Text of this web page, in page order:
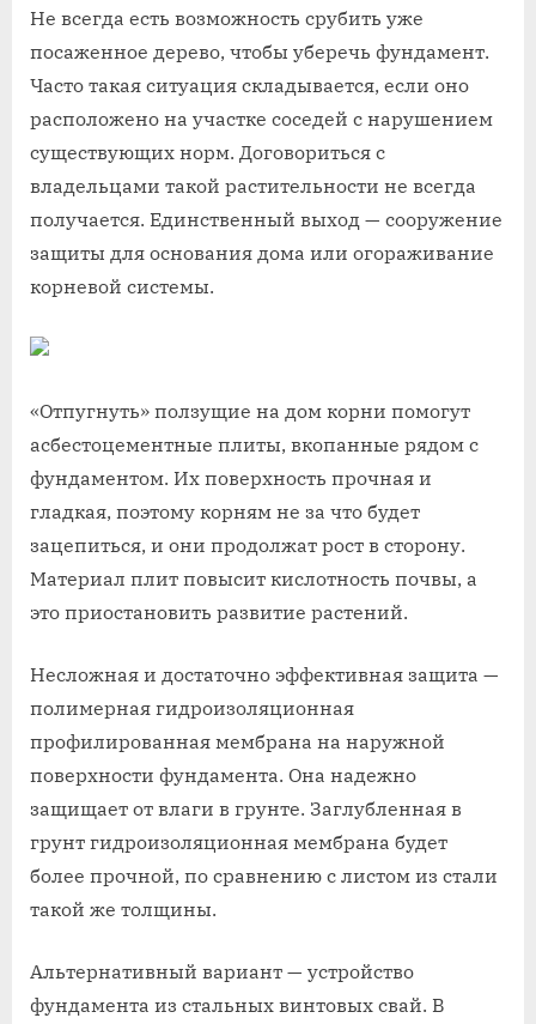
Не всегда есть возможность срубить уже
посаженное дерево, чтобы уберечь фундамент.
Часто такая ситуация складывается, если оно
расположено на участке соседей с нарушением
существующих норм. Договориться с
владельцами такой растительности не всегда
получается. Единственный выход — сооружение
защиты для основания дома или огораживание
корневой системы.
«Отпугнуть» ползущие на дом корни помогут
асбестоцементные плиты, вкопанные рядом с
фундаментом. Их поверхность прочная и
гладкая, поэтому корням не за что будет
зацепиться, и они продолжат рост в сторону.
Материал плит повысит кислотность почвы, а
это приостановить развитие растений.
Несложная и достаточно эффективная защита —
полимерная гидроизоляционная
профилированная мембрана на наружной
поверхности фундамента. Она надежно
защищает от влаги в грунте. Заглубленная в
грунт гидроизоляционная мембрана будет
более прочной, по сравнению с листом из стали
такой же толщины.
Альтернативный вариант — устройство
фундамента из стальных винтовых свай. В